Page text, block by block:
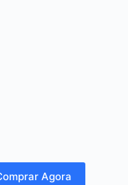
Agora